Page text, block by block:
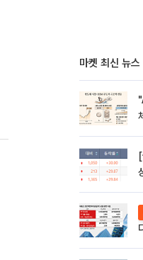
마켓 최신 뉴스